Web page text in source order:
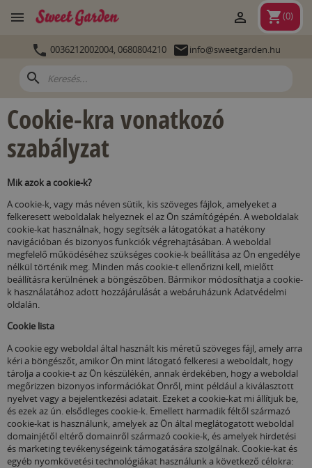
 shopping_cart(0)

 0036212002004, 0680804210 info@sweetgarden.hu
search
Cookie-kra vonatkozó
szabályzat
Mik azok a cookie-k?
A cookie-k, vagy más néven sütik, kis szöveges fájlok, amelyeket a
felkeresett weboldalak helyeznek el az Ön számítógépén.A weboldalak
cookie-kat használnak, hogy segítsék a látogatókat a hatékony
navigációban és bizonyos funkciók végrehajtásában.A weboldal
megfelelő működéséhez szükséges cookie-k beállítása az Ön engedélye
nélkül történik meg. Minden más cookie-t ellenőrizni kell, mielőtt
beállításra kerülnének a böngészőben. Bármikor módosíthatja a cookie-
k használatához adott hozzájárulását a webáruházunk Adatvédelmi
oldalán.
Cookie lista
A cookie egy weboldal által használt kis méretű szöveges fájl, amely arra
kéri a böngészőt, amikor Ön mint látogató felkeresi a weboldalt, hogy
tárolja a cookie-t az Ön készülékén, annak érdekében, hogy a weboldal
megőrizzen bizonyos információkat Önről, mint például a kiválasztott
nyelvet vagy a bejelentkezési adatait. Ezeket a cookie-kat mi állítjuk be,
és ezek az ún. elsődleges cookie-k. Emellett harmadik féltől származó
cookie-kat is használunk, amelyek az Ön által meglátogatott weboldal
domainjétől eltérő domainről származó cookie-k, és amelyek hirdetési
és marketing tevékenységeink támogatására szolgálnak. Cookie-kat és
egyéb nyomkövetési technológiákat használunk a következő célokra: